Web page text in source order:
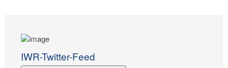
IWR-Twitter-Feed